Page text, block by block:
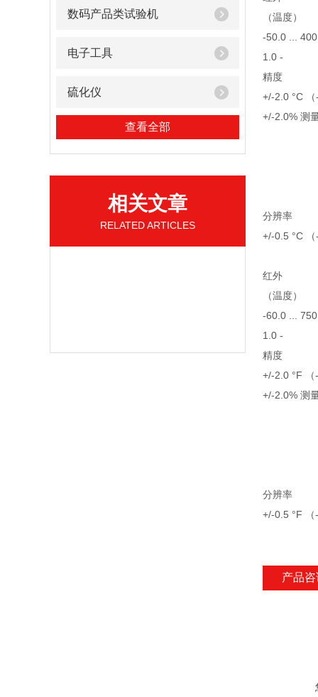
数码产品类试验机
电子工具
硫化仪
查看全部
相关文章
RELATED ARTICLES
（温度）
-50.0 ...
1.0 -
精度
+/-2.0 °C
+/-2.0% 测
分辨率
+/-0.5 °C
红外
（温度）
-60.0 ...
1.0 -
精度
+/-2.0 °F
+/-2.0% 测
分辨率
+/-0.5 °F
产品